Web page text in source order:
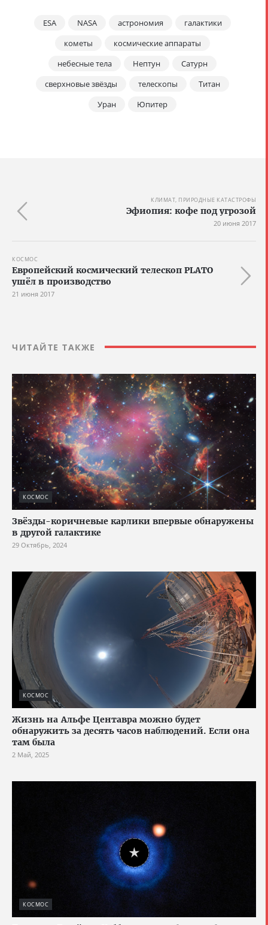
ESA NASA астрономия
галактики
кометы
космические аппараты
небесные тела
Нептун
Сатурн
сверхновые звёзды
телескопы
Титан
Уран
Юпитер
КЛИМАТ, ПРИРОДНЫЕ КАТАСТРОФЫ
Эфиопия: кофе под угрозой
20 июня 2017
КОСМОС
Европейский космический телескоп PLATO
ушёл в производство
21 июня 2017
ЧИТАЙТЕ ТАКЖЕ
КОСМОС
Звёзды-коричневые карлики впервые обнаружены
в другой галактике
29 Октябрь, 2024
КОСМОС
Жизнь на Альфе Центавра можно будет
обнаружить за десять часов наблюдений. Если она
там была
2 Май, 2025
КОСМОС